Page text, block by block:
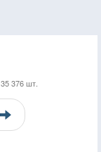
35 376 шт.